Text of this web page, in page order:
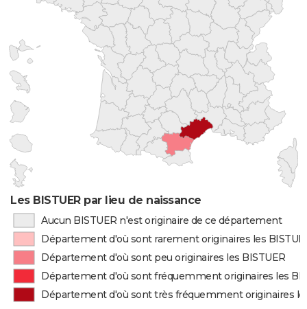
Les BISTUER par lieu de naissance
Aucun BISTUER n'est originaire de ce département
Département d'où sont rarement originaires les
Département d'où sont peu originaires les BISTUER
Département d'où sont fréquemment originaires les
Département d'où sont très fréquemment originaires